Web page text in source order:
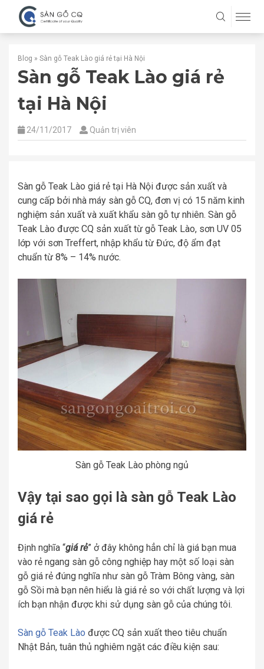
Blog » Sàn gỗ Teak Lào giá rẻ tại Hà Nội
Sàn gỗ Teak Lào giá rẻ
tại Hà Nội
24/11/2017 Quản trị viên
Sàn gỗ Teak Lào giá rẻ tại Hà Nội được sản xuất và
cung cấp bởi nhà máy sàn gỗ CQ, đơn vị có 15 năm kinh
nghiệm sản xuất và xuất khẩu sàn gỗ tự nhiên. Sàn gỗ
Teak Lào được CQ sản xuất từ gỗ Teak Lào, sơn UV 05
lớp với sơn Treffert, nhập khẩu từ Đức, độ ẩm đạt
chuẩn từ 8% – 14% nước.
Sàn gỗ Teak Lào phòng ngủ
Vậy tại sao gọi là sàn gỗ Teak Lào
giá rẻ
Định nghĩa “giá rẻ” ở đây không hẳn chỉ là giá bạn mua
vào rẻ ngang sàn gỗ công nghiệp hay một số loại sàn
gỗ giá rẻ đúng nghĩa như sàn gỗ Tràm Bông vàng, sàn
gỗ Sồi mà bạn nên hiểu là giá rẻ so với chất lượng và lợi
ích bạn nhận được khi sử dụng sàn gỗ của chúng tôi.
Sàn gỗ Teak Lào được CQ sản xuất theo tiêu chuẩn
Nhật Bản, tuân thủ nghiêm ngặt các điều kiện sau: